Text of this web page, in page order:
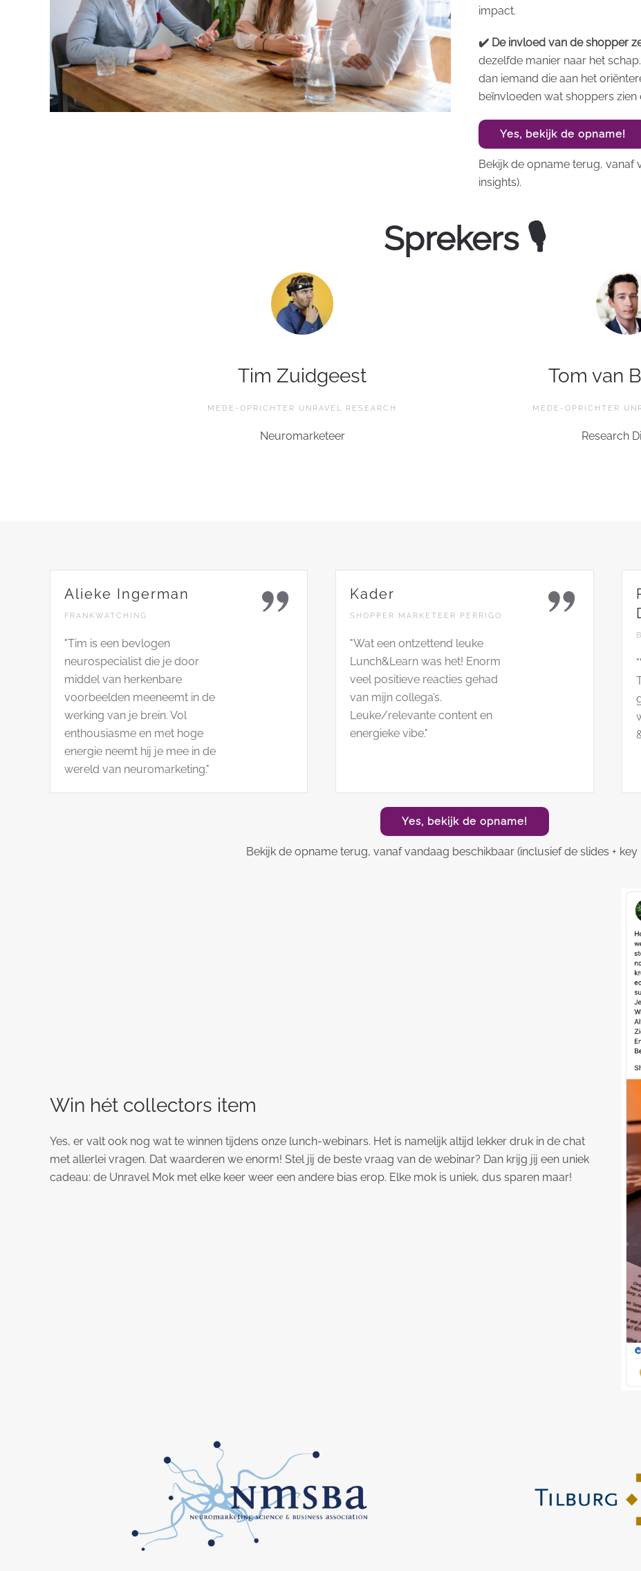
impact.
✔️ De invloed van de shopper
dezelfde manier naar het
dan iemand die aan het
beïnvloeden wat shoppers zien
Yes, bekijk de opname!
Bekijk de opname terug, vanaf
insights).
Sprekers 🎙
Tim Zuidgeest
MEDE-OPRICHTER UNRAVEL RESEARCH
Neuromarketeer
Tom van
MEDE-OPRICHTER
Research
Alieke Ingerman
FRANKWATCHING
"Tim is een bevlogen
neurospecialist die je door
middel van herkenbare
voorbeelden meeneemt in de
werking van je brein. Vol
enthousiasme en met hoge
energie neemt hij je mee in de
wereld van neuromarketing."
Kader
SHOPPER MARKETEER PERRIGO
"Wat een ontzettend leuke
Lunch&Learn was het! Enorm
veel positieve reacties gehad
van mijn collega’s.
Leuke/relevante content en
energieke vibe."
Yes, bekijk de opname!
Bekijk de opname terug, vanaf vandaag beschikbaar (inclusief de slides + key
Win hét collectors item
Yes, er valt ook nog wat te winnen tijdens onze lunch-webinars. Het is namelijk altijd lekker druk in de chat
met allerlei vragen. Dat waarderen we enorm! Stel jij de beste vraag van de webinar? Dan krijg jij een uniek
cadeau: de Unravel Mok met elke keer weer een andere bias erop. Elke mok is uniek, dus sparen maar!